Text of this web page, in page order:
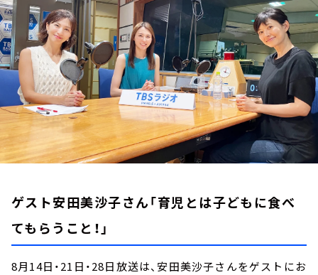
会社情報
ゲスト安田美沙子さん「育児とは子どもに食べ
てもらうこと！」
8月14日・21日・28日放送は、安田美沙子さんをゲストにお